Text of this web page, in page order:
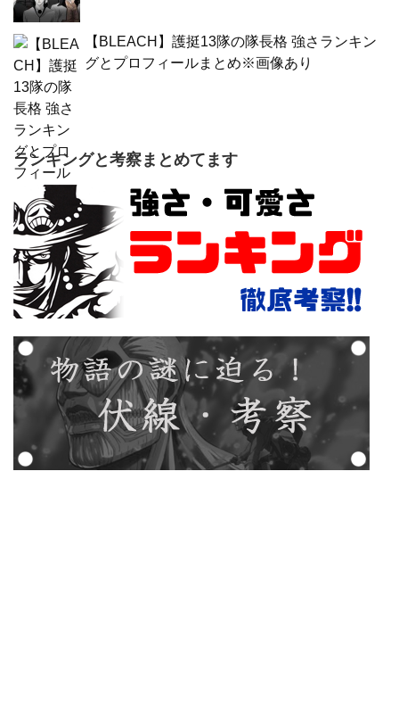
【BLEACH】護挺13隊の隊長格 強さランキン
グとプロフィールまとめ※画像あり
ランキングと考察まとめてます